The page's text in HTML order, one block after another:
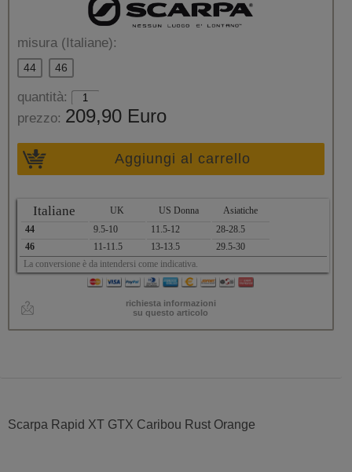
misura (Italiane):
44 46
quantità:
prezzo: 209,90 Euro
Aggiungi al carrello
Italiane UK US Donna
Asiatiche
44
9.5-10 11.5-12
28-28.5
46
11-11.5 13-13.5
29.5-30
La conversione è da intendersi come indicativa.
richiesta informazioni
su questo articolo
Scarpa Rapid XT GTX Caribou Rust Orange